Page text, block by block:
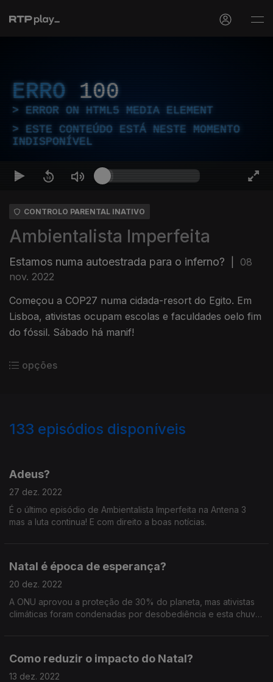
ERRO 100
ERROR ON HTML5 MEDIA ELEMENT
ESTE CONTEÚDO ESTÁ NESTE MOMENTO
INDISPONÍVEL
CONTROLO PARENTAL INATIVO
Ambientalista Imperfeita
Estamos numa autoestrada para o inferno?
08
nov. 2022
Começou a COP27 numa cidada-resort do Egito. Em
Lisboa, ativistas ocupam escolas e faculdades oelo fim
do fóssil. Sábado há manif!
opções
133 episódios disponíveis
Adeus?
27 dez. 2022
É o último episódio de Ambientalista Imperfeita na Antena 3
mas a luta continua! E com direito a boas notícias.
Natal é época de esperança?
20 dez. 2022
A ONU aprovou a proteção de 30% do planeta, mas ativistas
climáticas foram condenadas por desobediência e esta chuva
Como reduzir o impacto do Natal?
13 dez. 2022